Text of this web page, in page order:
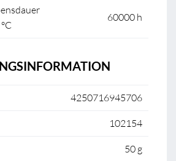
60000 h
4250716945706
102154
50 g